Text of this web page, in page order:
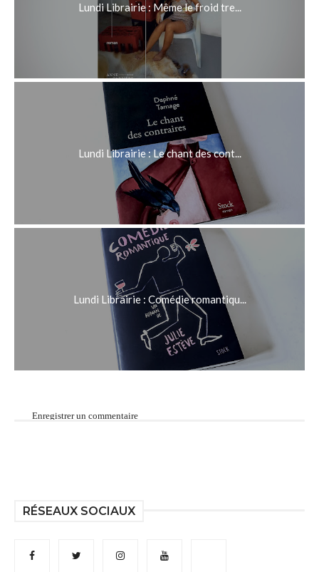
Lundi Librairie : Même le froid tre...
Lundi Librairie : Le chant des cont...
Lundi Librairie : Comédie romantiqu...
Enregistrer un commentaire
RÉSEAUX SOCIAUX